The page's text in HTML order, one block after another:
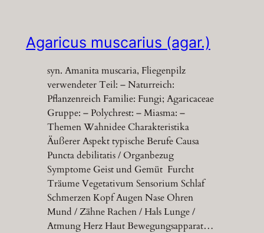
Agaricus muscarius (agar.)
syn. Amanita muscaria, Fliegenpilz
verwendeter Teil: – Naturreich:
Pflanzenreich Familie: Fungi; Agaricaceae
Gruppe: – Polychrest: – Miasma: –
Themen Wahnidee Charakteristika
Äußerer Aspekt typische Berufe Causa
Puncta debilitatis / Organbezug
Symptome Geist und Gemüt Furcht
Träume Vegetativum Sensorium Schlaf
Schmerzen Kopf Augen Nase Ohren
Mund / Zähne Rachen / Hals Lunge /
Atmung Herz Haut Bewegungsapparat…